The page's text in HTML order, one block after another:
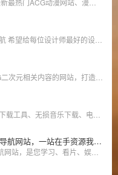
磁力天堂 - 一个好用的磁力资源导航网站，一站在手资源我有!